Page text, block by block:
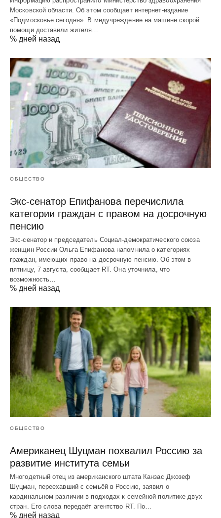
Московской области. Об этом сообщает интернет-издание
«Подмосковье сегодня». В медучреждение на машине скорой
помощи доставили жителя…
% дней назад
ОБЩЕСТВО
Экс-сенатор Епифанова перечислила
категории граждан с правом на досрочную
пенсию
Экс-сенатор и председатель Социал-демократического союза
женщин России Ольга Епифанова напомнила о категориях
граждан, имеющих право на досрочную пенсию. Об этом в
пятницу, 7 августа, сообщает RT. Она уточнила, что
возможность…
% дней назад
ОБЩЕСТВО
Американец Шуцман похвалил Россию за
развитие института семьи
Многодетный отец из американского штата Канзас Джозеф
Шуцман, переехавший с семьёй в Россию, заявил о
кардинальном различии в подходах к семейной политике двух
стран. Его слова передаёт агентство RT. По…
% дней назад